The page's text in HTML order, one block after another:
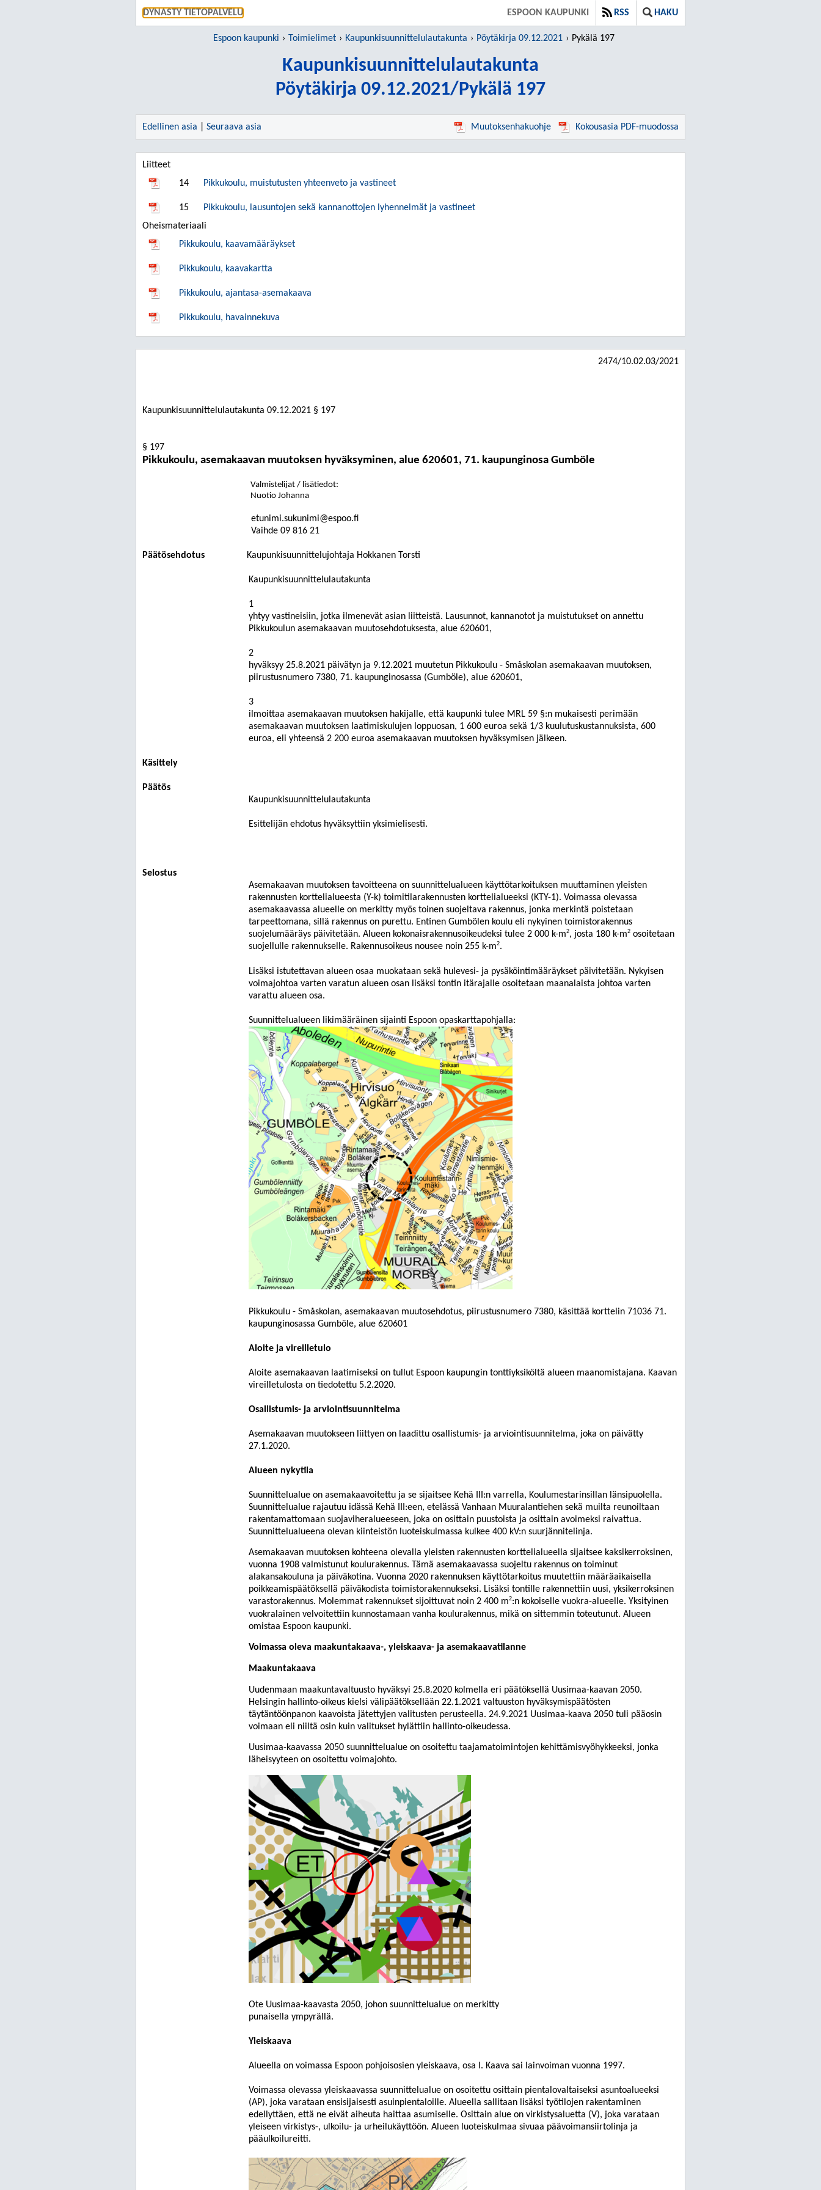
DYNASTY TIETOPALVELU ESPOON KAUPUNKI RSS HAKU
Espoon kaupunki Toimielimet Kaupunkisuunnittelulautakunta Pöytäkirja 09.12.2021 Pykälä 197
Kaupunkisuunnittelulautakunta
Pöytäkirja 09.12.2021/Pykälä 197
Edellinen asia Seuraava asia Muutoksenhakuohje Kokousasia PDF-muodossa
Liitteet
14
Pikkukoulu, muistutusten yhteenveto ja vastineet
15
Pikkukoulu, lausuntojen sekä kannanottojen lyhennelmät ja vastineet
Oheismateriaali
Pikkukoulu, kaavamääräykset
Pikkukoulu, kaavakartta
Pikkukoulu, ajantasa-asemakaava
Pikkukoulu, havainnekuva
2474/10.02.03/2021
Kaupunkisuunnittelulautakunta 09.12.2021 § 197
§ 197
Pikkukoulu, asemakaavan muutoksen hyväksyminen, alue 620601, 71. kaupunginosa Gumböle
Valmistelijat / lisätiedot:
Nuotio Johanna
etunimi.sukunimi@espoo.fi
Vaihde 09 816 21
Päätösehdotus Kaupunkisuunnittelujohtaja Hokkanen Torsti
Kaupunkisuunnittelulautakunta
1
yhtyy vastineisiin, jotka ilmenevät asian liitteistä. Lausunnot, kannanotot ja muistutukset on annettu
Pikkukoulun asemakaavan muutosehdotuksesta, alue 620601,
2
hyväksyy 25.8.2021 päivätyn ja 9.12.2021 muutetun Pikkukoulu - Småskolan asemakaavan muutoksen,
piirustusnumero 7380, 71. kaupunginosassa (Gumböle), alue 620601,
3
ilmoittaa asemakaavan muutoksen hakijalle, että kaupunki tulee MRL 59 §:n mukaisesti perimään
asemakaavan muutoksen laatimiskulujen loppuosan, 1 600 euroa sekä 1/3 kuulutuskustannuksista, 600
euroa, eli yhteensä 2 200 euroa asemakaavan muutoksen hyväksymisen jälkeen.
Käsittely
Päätös
Kaupunkisuunnittelulautakunta
Esittelijän ehdotus hyväksyttiin yksimielisesti.
Selostus
Asemakaavan muutoksen tavoitteena on suunnittelualueen käyttötarkoituksen muuttaminen yleisten
rakennusten korttelialueesta (Y-k) toimitilarakennusten korttelialueeksi (KTY-1). Voimassa olevassa
asemakaavassa alueelle on merkitty myös toinen suojeltava rakennus, jonka merkintä poistetaan
tarpeettomana, sillä rakennus on purettu. Entinen Gumbölen koulu eli nykyinen toimistorakennus
suojelumääräys päivitetään. Alueen kokonaisrakennusoikeudeksi tulee 2 000 k-m2, josta 180 k-m2osoitetaan
suojellulle rakennukselle. Rakennusoikeus nousee noin 255 k-m2.
Lisäksi istutettavan alueen osaa muokataan sekä hulevesi- ja pysäköintimääräykset päivitetään. Nykyisen
voimajohtoa varten varatun alueen osan lisäksi tontin itärajalle osoitetaan maanalaista johtoa varten
varattu alueen osa.
Suunnittelualueen likimääräinen sijainti Espoon opaskarttapohjalla:
Pikkukoulu - Småskolan, asemakaavan muutosehdotus, piirustusnumero 7380, käsittää korttelin 71036 71.
kaupunginosassa Gumböle, alue 620601
Aloite ja vireilletulo
Aloite asemakaavan laatimiseksi on tullut Espoon kaupungin tonttiyksiköltä alueen maanomistajana. Kaavan
vireilletulosta on tiedotettu 5.2.2020.
Osallistumis- ja arviointisuunnitelma
Asemakaavan muutokseen liittyen on laadittu osallistumis- ja arviointisuunnitelma, joka on päivätty
27.1.2020.
Alueen nykytila
Suunnittelualue on asemakaavoitettu ja se sijaitsee Kehä III:n varrella, Koulumestarinsillan länsipuolella.
Suunnittelualue rajautuu idässä Kehä III:een, etelässä Vanhaan Muuralantiehen sekä muilta reunoiltaan
rakentamattomaan suojaviheralueeseen, joka on osittain puustoista ja osittain avoimeksi raivattua.
Suunnittelualueena olevan kiinteistön luoteiskulmassa kulkee 400 kV:n suurjännitelinja.
Asemakaavan muutoksen kohteena olevalla yleisten rakennusten korttelialueella sijaitsee kaksikerroksinen,
vuonna 1908 valmistunut koulurakennus. Tämä asemakaavassa suojeltu rakennus on toiminut
alakansakouluna ja päiväkotina. Vuonna 2020 rakennuksen käyttötarkoitus muutettiin määräaikaisella
poikkeamispäätöksellä päiväkodista toimistorakennukseksi. Lisäksi tontille rakennettiin uusi, yksikerroksinen
varastorakennus. Molemmat rakennukset sijoittuvat noin 2 400 m2:n kokoiselle vuokra-alueelle. Yksityinen
vuokralainen velvoitettiin kunnostamaan vanha koulurakennus, mikä on sittemmin toteutunut. Alueen
omistaa Espoon kaupunki.
Voimassa oleva maakuntakaava-, yleiskaava- ja asemakaavatilanne
Maakuntakaava
Uudenmaan maakuntavaltuusto hyväksyi 25.8.2020 kolmella eri päätöksellä Uusimaa-kaavan 2050.
Helsingin hallinto-oikeus kielsi välipäätöksellään 22.1.2021 valtuuston hyväksymispäätösten
täytäntöönpanon kaavoista jätettyjen valitusten perusteella. 24.9.2021 Uusimaa-kaava 2050 tuli pääosin
voimaan eli niiltä osin kuin valitukset hylättiin ha llinto-oikeudessa.
Uusimaa-kaavassa 2050 suunnittelualue on osoitettu taajamatoimintojen kehittämisvyöhykkeeksi, jonka
läheisyyteen on osoitettu voimajohto.
Ote Uusimaa-kaavasta 2050, johon suunnittelualue on merkitty
punaisella ympyrällä.
Yleiskaava
Alueella on voimassa Espoon pohjoisosien yleiskaava, osa I. Kaava sai lainvoiman vuonna 1997.
Voimassa olevassa yleiskaavassa suunnittelualue on osoitettu osittain pientalovaltaiseksi asuntoalueeksi
(AP), joka varataan ensisijaisesti asuinpientaloille. Alueella sallitaan lisäksi työtilojen rakentaminen
edellyttäen, että ne eivät aiheuta haittaa asumiselle. Osittain alue on virkistysaluetta (V), joka varataan
yleiseen virkistys-, ulkoilu- ja urheilukäyttöön. Alueen luoteiskulmaa sivuaa päävoimansiirtolinja ja
pääulkoilureitti.